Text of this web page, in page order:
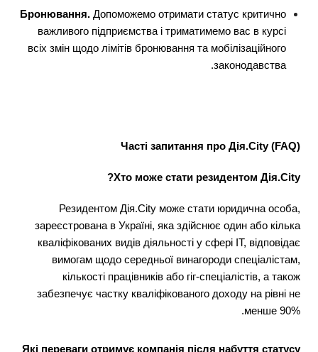
Бронювання. Допоможемо отримати статус критично
важливого підприємства і триматимемо вас в курсі
всіх змін щодо лімітів бронювання та мобілізаційного
законодавства.
Часті запитання про Дія.City (FAQ)
Хто може стати резидентом Дія.City?
Резидентом Дія.City може стати юридична особа,
зареєстрована в Україні, яка здійснює один або кілька
кваліфікованих видів діяльності у сфері ІТ, відповідає
вимогам щодо середньої винагороди спеціалістам,
кількості працівників або гіг-спеціалістів, а також
забезпечує частку кваліфікованого доходу на рівні не
менше 90%.
Які переваги отримує компанія після набуття статусу